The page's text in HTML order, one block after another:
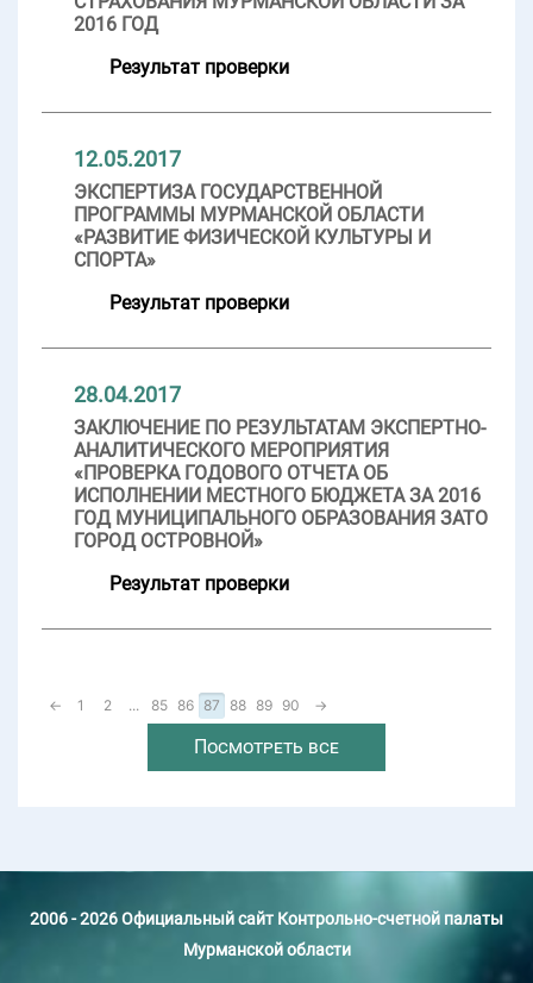
2016 ГОД
Результат проверки
12.05.2017
ЭКСПЕРТИЗА ГОСУДАРСТВЕННОЙ
ПРОГРАММЫ МУРМАНСКОЙ ОБЛАСТИ
«РАЗВИТИЕ ФИЗИЧЕСКОЙ КУЛЬТУРЫ И
СПОРТА»
Результат проверки
28.04.2017
ЗАКЛЮЧЕНИЕ ПО РЕЗУЛЬТАТАМ ЭКСПЕРТНО-
АНАЛИТИЧЕСКОГО МЕРОПРИЯТИЯ
«ПРОВЕРКА ГОДОВОГО ОТЧЕТА ОБ
ИСПОЛНЕНИИ МЕСТНОГО БЮДЖЕТА ЗА 2016
ГОД МУНИЦИПАЛЬНОГО ОБРАЗОВАНИЯ ЗАТО
ГОРОД ОСТРОВНОЙ»
Результат проверки
← 1 2 ... 85 86 87 88 89 90 →
Посмотреть все
2006 - 2026 Официальный сайт Контрольно-счетной палаты
Мурманской области